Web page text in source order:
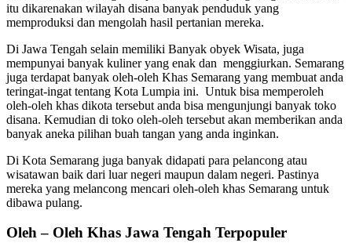
itu dikarenakan wilayah disana banyak penduduk yang
memproduksi dan mengolah hasil pertanian mereka.
Di Jawa Tengah selain memiliki Banyak obyek Wisata, juga
mempunyai banyak kuliner yang enak dan menggiurkan. Semarang
juga terdapat banyak oleh-oleh Khas Semarang yang membuat anda
teringat-ingat tentang Kota Lumpia ini. Untuk bisa memperoleh
oleh-oleh khas dikota tersebut anda bisa mengunjungi banyak toko
disana. Kemudian di toko oleh-oleh tersebut akan memberikan anda
banyak aneka pilihan buah tangan yang anda inginkan.
Di Kota Semarang juga banyak didapati para pelancong atau
wisatawan baik dari luar negeri maupun dalam negeri. Pastinya
mereka yang melancong mencari oleh-oleh khas Semarang untuk
dibawa pulang.
Oleh – Oleh Khas Jawa Tengah Terpopuler